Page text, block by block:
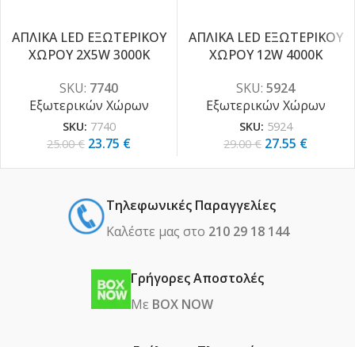
ΑΠΛΙΚΑ LED ΕΞΩΤΕΡΙΚΟΥ
ΧΩΡΟΥ 2X5W 3000K
SKU: 7740
Εξωτερικών Χώρων
SKU: 7740
25.00€ 23.75 €
ΑΠΛΙΚΑ LED ΕΞΩΤΕΡΙΚΟΥ
ΧΩΡΟΥ 12W 4000K
SKU: 5924
Εξωτερικών Χώρων
SKU: 5924
29.00€ 27.55 €
Τηλεφωνικές Παραγγελίες
Καλέστε μας στο 210 29 18 144
Γρήγορες Αποστολές
Με BOX NOW